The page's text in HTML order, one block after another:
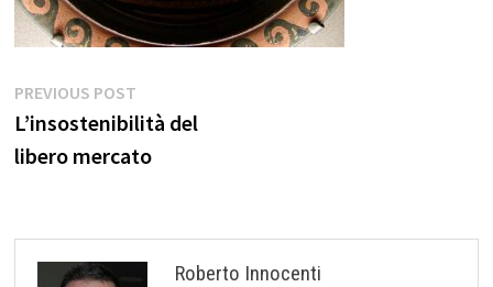
Navigazione
articoli
PREVIOUS POSTPrevious
post:
L’insostenibilità del
libero mercato
Roberto Innocenti